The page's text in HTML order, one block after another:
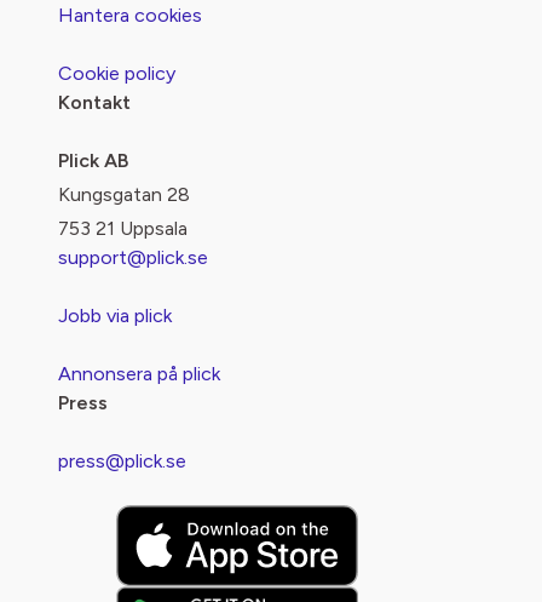
Hantera cookies
Cookie policy
Kontakt
Plick AB
Kungsgatan 28
753 21 Uppsala
support@plick.se
Jobb via plick
Annonsera på plick
Press
press@plick.se